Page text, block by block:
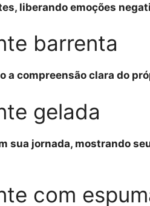
liberando emoções
barrenta
compreensão clara do
gelada
sua jornada, mostrando
com